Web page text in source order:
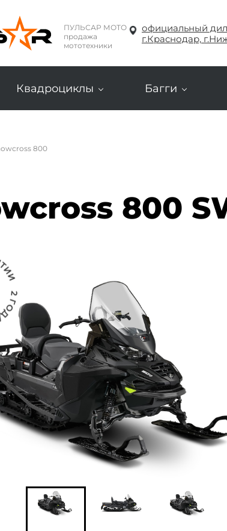
ПУЛЬСАР МОТО
продажа
мототехники
официальный
г.Краснодар,
Квадроциклы Багги
800
800